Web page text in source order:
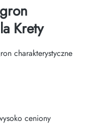
Krety
charakterystyczne
ceniony